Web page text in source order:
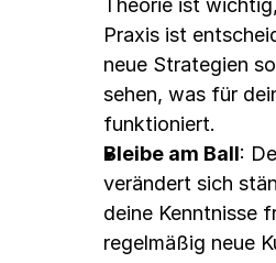
Theorie ist
Praxis ist
neue Strategien
sehen, was für
funktioniert.
Bleibe am Ball:
verändert sich
deine Kenntnisse
regelmäßig neue